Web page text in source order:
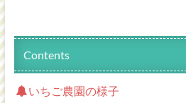
Contents
いちご農園の様子